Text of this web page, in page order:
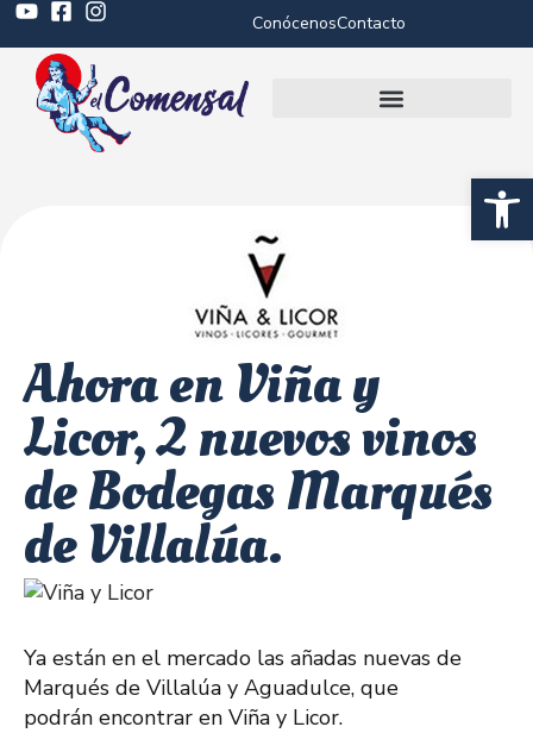
Abrir
ConócenosContacto
Ahora en Viña y
Licor, 2 nuevos vinos
de Bodegas Marqués
de Villalúa.
Ya están en el mercado las añadas nuevas de
Marqués de Villalúa y Aguadulce, que
podrán encontrar en Viña y Licor.